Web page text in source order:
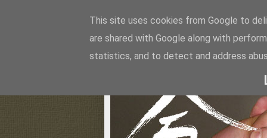
Aikido
This site uses cookies from Google to
are shared with Google along with
statistics, and to detect and address